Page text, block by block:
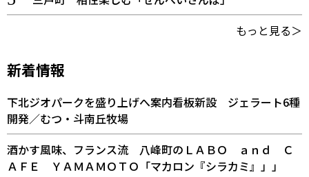
もっと見る＞
新着情報
下北ジオパークを盛り上げへ案内看板新設 ジェラート6種
開発／むつ・斗南丘牧場
酒かす風味、フランス流 八峰町のＬＡＢＯ ａｎｄ Ｃ
ＡＦＥ ＹＡＭＡＭＯＴＯ「マカロン『シラカミ』」」